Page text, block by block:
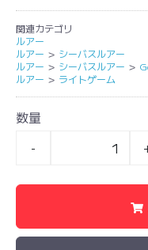
関連カテゴリ
ルアー
ルアー ＞ シーバスルアー
ルアー ＞ シーバスルアー ＞
ルアー ＞ ライトゲーム
数量
-